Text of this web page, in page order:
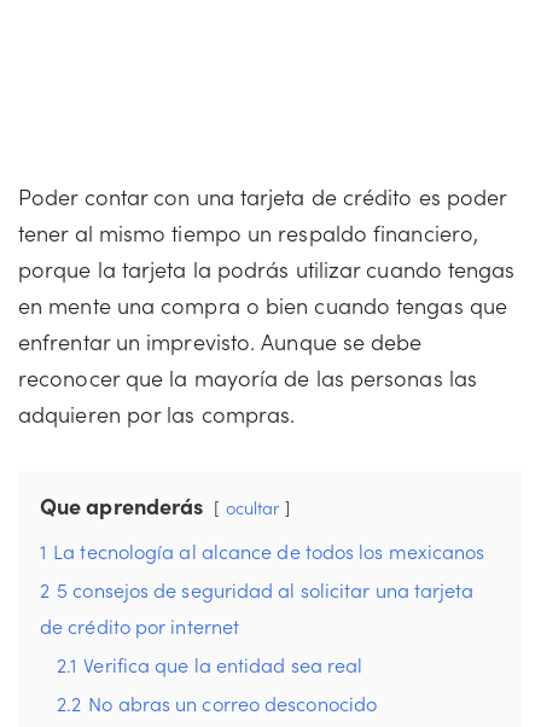
Poder contar con una tarjeta de crédito es poder
tener al mismo tiempo un respaldo financiero,
porque la tarjeta la podrás utilizar cuando tengas
en mente una compra o bien cuando tengas que
enfrentar un imprevisto. Aunque se debe
reconocer que la mayoría de las personas las
adquieren por las compras.
Que aprenderás ocultar
1 La tecnología al alcance de todos los mexicanos
2 5 consejos de seguridad al solicitar una tarjeta
de crédito por internet
2.1 Verifica que la entidad sea real
2.2 No abras un correo desconocido